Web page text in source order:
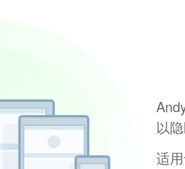
以
适用